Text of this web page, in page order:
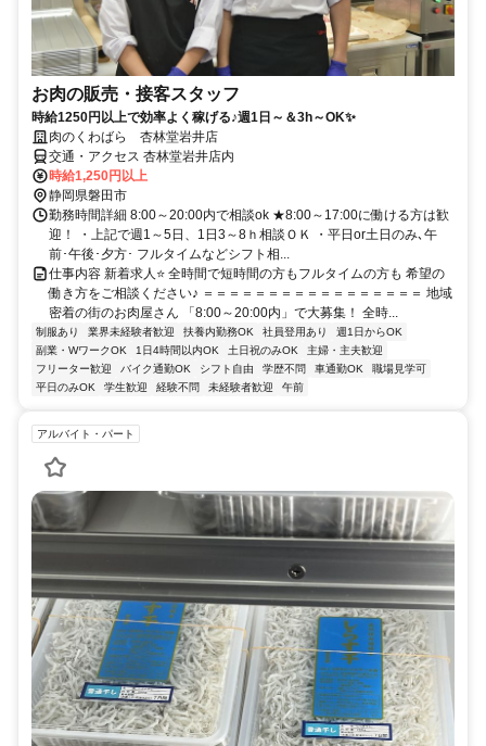
お肉の販売・接客スタッフ
時給1250円以上で効率よく稼げる♪週1日～＆3h～OK✨
肉のくわばら 杏林堂岩井店
交通・アクセス 杏林堂岩井店内
時給1,250円以上
静岡県磐田市
勤務時間詳細 8:00～20:00内で相談ok ★8:00～17:00に働ける方は歓
迎！ ・上記で週1～5日、1日3～8ｈ相談ＯＫ ・平日or土日のみ､午
前･午後･夕方･ フルタイムなどシフト相...
仕事内容 新着求人⭐ 全時間で短時間の方もフルタイムの方も 希望の
働き方をご相談ください♪ ＝＝＝＝＝＝＝＝＝＝＝＝＝＝＝＝＝ 地域
密着の街のお肉屋さん 「8:00～20:00内」で大募集！ 全時...
制服あり 業界未経験者歓迎 扶養内勤務OK 社員登用あり
週1日からOK
副業・WワークOK
1日4時間以内OK 土日祝のみOK
主婦・主夫歓迎
フリーター歓迎
バイク通勤OK シフト自由 学歴不問 車通勤OK
職場見学可
平日のみOK
学生歓迎 経験不問 未経験者歓迎 午前
アルバイト・パート